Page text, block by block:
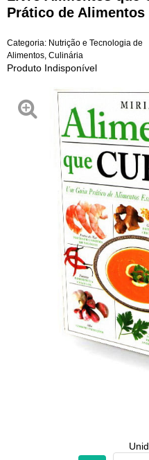
Prático de Alimentos
Categoria: Nutrição e Tecnologia de
Alimentos Culinária
Produto Indisponível